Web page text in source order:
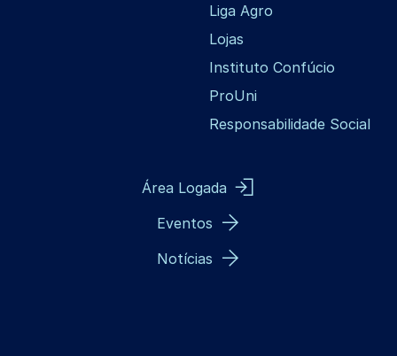
Liga Agro
Lojas
Instituto Confúcio
ProUni
Responsabilidade Social
Área Logada
Eventos
Notícias